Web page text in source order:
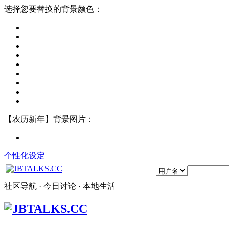
选择您要替换的背景颜色：
【农历新年】背景图片：
个性化设定
社区导航 · 今日讨论 · 本地生活